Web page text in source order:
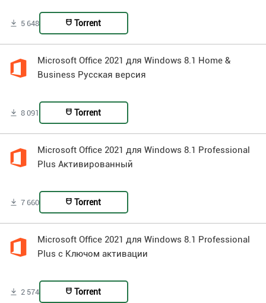
5 648 Torrent
Microsoft Office 2021 для Windows 8.1 Home &
Business Русская версия
8 091 Torrent
Microsoft Office 2021 для Windows 8.1 Professional
Plus Активированный
7 660 Torrent
Microsoft Office 2021 для Windows 8.1 Professional
Plus с Ключом активации
2 574 Torrent